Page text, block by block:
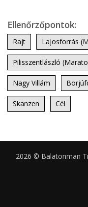
Ellenőrzőpontok:
Rajt Lajosforrás
Pilisszentlászló
Nagy Villám
Skanzen Cél
2026 © Balatonman